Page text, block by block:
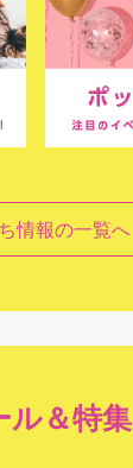
情報の一覧へ
ル＆特集